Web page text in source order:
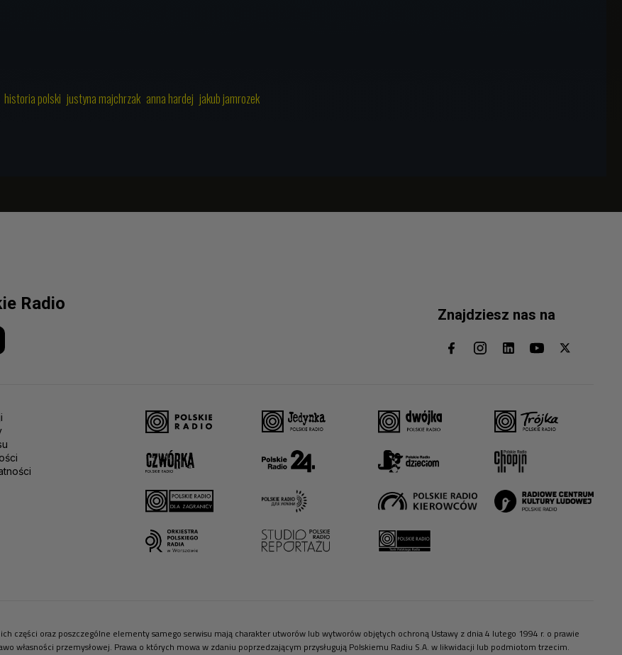
historia polski justyna majchrzak anna hardej jakub jamrozek
Radio
Znajdziesz nas na
części oraz poszczególne elementy samego serwisu mają charakter utworów lub wytworów objętych ochroną Ustawy z dnia 4 lutego 1994 r. o prawie
własności przemysłowej. Prawa o których mowa w zdaniu poprzedzającym przysługują Polskiemu Radiu S.A. w likwidacji lub podmiotom trzecim.